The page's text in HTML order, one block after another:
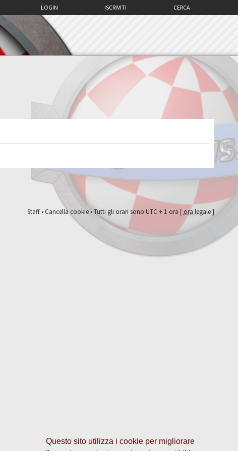
Questo sito utilizza i cookie per migliorare
CERCA
ISCRIVITI
LOGIN
Staff•Cancella cookie• Tutti gli orari sono UTC + 1 ora [ ora legale]